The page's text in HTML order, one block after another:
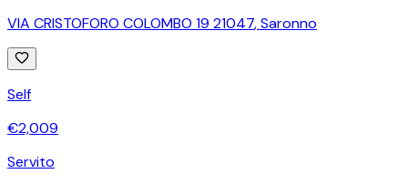
VIA CRISTOFORO COLOMBO 19 21047,Saronno
Self
€2,009
Servito